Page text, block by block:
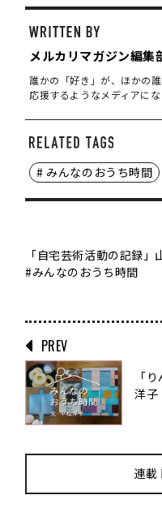
メルカリマガジン編集
誰かの「好き」が、ほかの
応援するようなメディアにな
# みんなのおうち時間
「自宅芸術活動の記録
#みんなのおうち時間
PREV
「
洋
連載